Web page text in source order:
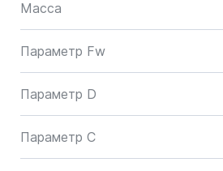
Масса
Параметр Fw
Параметр D
Параметр C